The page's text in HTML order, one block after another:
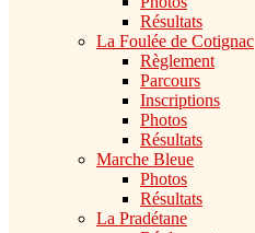
Résultats
La Foulée de Cotignac
Règlement
Parcours
Inscriptions
Photos
Résultats
Marche Bleue
Photos
Résultats
La Pradétane